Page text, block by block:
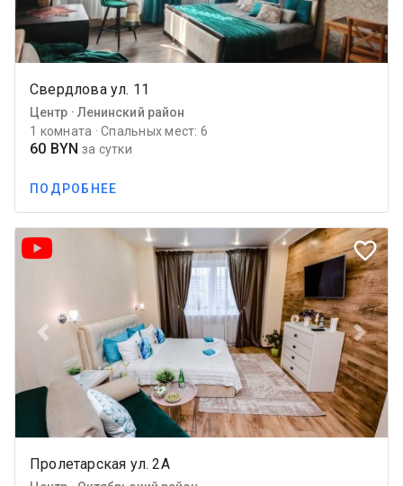
Свердлова ул. 11
Центр · Ленинский район
1 комната · Спальных мест: 6
60 BYN за сутки
ПОДРОБНЕЕ
favorite_border
Previous Next
Пролетарская ул. 2А